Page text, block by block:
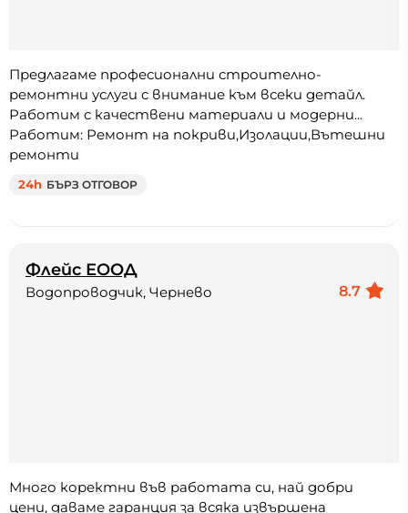
Предлагаме професионални строително-
ремонтни услуги с внимание към всеки детайл.
Работим с качествени материали и модерни...
Работим: Ремонт на покриви,Изолации,Вътешни
ремонти
24h БЪРЗ ОТГОВОР
Флейс ЕООД
8.7
Водопроводчик, Чернево
Много коректни във работата си, най добри
цени, даваме гаранция за всяка извършена